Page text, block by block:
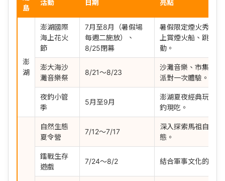
島
活動 日期 亮點
澎
湖
澎湖國際
海上花火
節
7月至8月（暑假場
每週二施放）、
8/25閉幕
暑假限定煙火秀，推
上賞煙火船、跳島
動。
澎大海沙
灘音樂祭
8/21～8/23
沙灘音樂、市集、美
派對一次體驗。
夜釣小管
季
5月至9月
澎湖夏夜經典玩法，
釣現吃。
自然生態
夏令營
7/12～7/17
深入探索馬祖自然景
態。
鐳戰生存
遊戲
7/24～8/2 結合軍事文化的沉浸